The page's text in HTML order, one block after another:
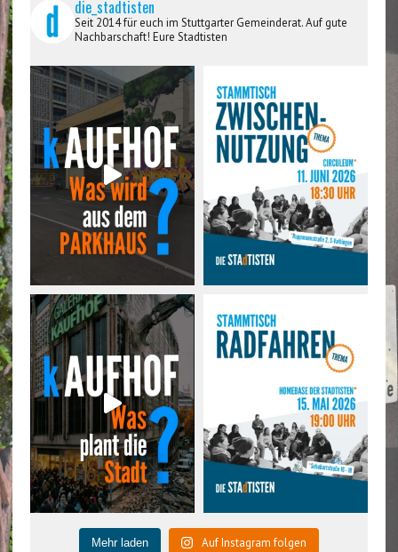
die_stadtisten
Seit 2014 für euch im Stuttgarter Gemeinderat. Auf gute
Nachbarschaft! Eure Stadtisten
Mehr laden Auf Instagram folgen